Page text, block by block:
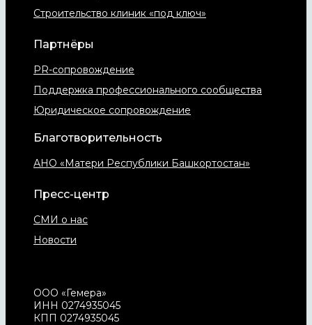
Строительство клиник «под ключ»
Партнёры
PR-сопровождение
Поддержка профессионального сообщества
Юридическое сопровождение
Благотворительность
АНО «Матери Республики Башкортостан»
Пресс-центр
СМИ о нас
Новости
ООО «Гемера»
ИНН 0274935045
КПП 0274935045